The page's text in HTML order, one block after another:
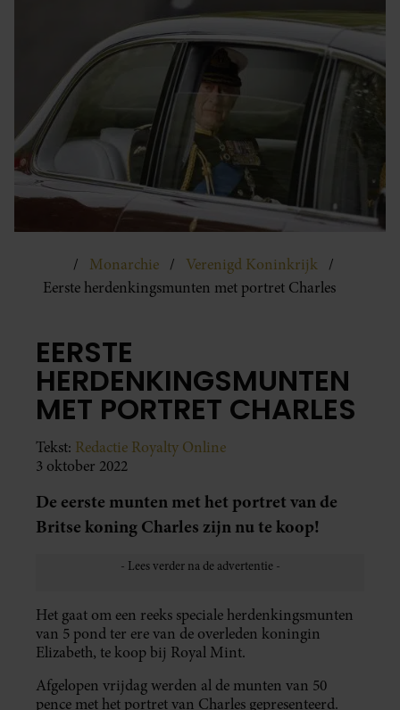
Monarchie
Verenigd Koninkrijk
Eerste herdenkingsmunten met portret Charles
EERSTE
HERDENKINGSMUNTEN
MET PORTRET CHARLES
Tekst: Redactie Royalty Online
3 oktober 2022
De eerste munten met het portret van de
Britse koning Charles zijn nu te koop!
Het gaat om een reeks speciale herdenkingsmunten
van 5 pond ter ere van de overleden koningin
Elizabeth, te koop bij Royal Mint.
Afgelopen vrijdag werden al de munten van 50
pence met het portret van Charles gepresenteerd.